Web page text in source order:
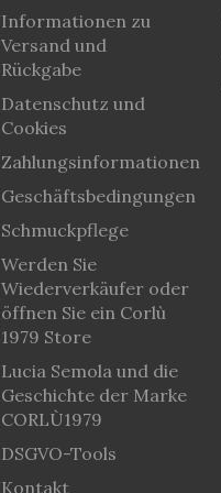
Informationen zu
Versand und
Rückgabe
Datenschutz und
Cookies
Zahlungsinformationen
Geschäftsbedingungen
Schmuckpflege
Werden Sie
Wiederverkäufer oder
öffnen Sie ein Corlù
1979 Store
Lucia Semola und die
Geschichte der Marke
CORLÙ1979
DSGVO-Tools
Kontakt